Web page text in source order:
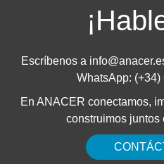
Escríbenos a
WhatsApp:
En ANACER conectamos,
construimos juntos